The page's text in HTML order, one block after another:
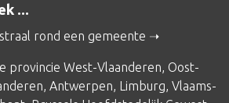
...
rond een gemeente
provincie West-Vlaanderen, Oost-
, Antwerpen, Limburg, Vlaams-